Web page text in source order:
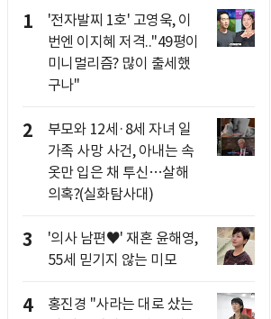
1
'전자발찌 1호' 고영욱, 이
번엔 이지혜 저격.."49평이
미니멀리즘? 많이 출세했
구나"
2
부모와 12세·8세 자녀 일
가족 사망 사건, 아내는 속
옷만 입은 채 투신…살해
의혹?(실화탐사대)
3
'의사 남편♥' 재혼 윤해영,
55세 믿기지 않는 미모
4
홍진경 "사라는 대로 샀는